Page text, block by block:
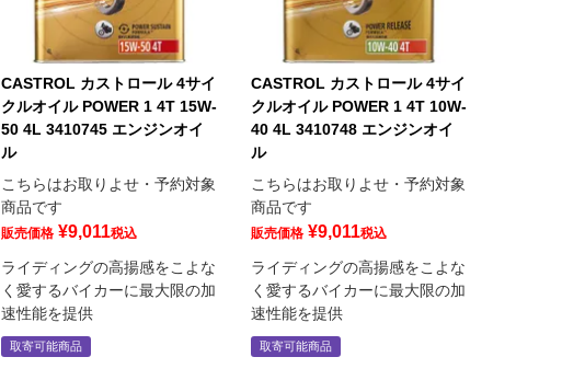
CASTROL カストロール 4サイ
クルオイル POWER 1 4T 15W-
50 4L 3410745 エンジンオイ
ル
こちらはお取りよせ・予約対象
商品です
販売価格 ¥9,011税込
ライディングの高揚感をこよな
く愛するバイカーに最大限の加
速性能を提供
取寄可能商品
CASTROL カストロール 4サイ
クルオイル POWER 1 4T 10W-
40 4L 3410748 エンジンオイ
ル
こちらはお取りよせ・予約対象
商品です
販売価格 ¥9,011税込
ライディングの高揚感をこよな
く愛するバイカーに最大限の加
速性能を提供
取寄可能商品